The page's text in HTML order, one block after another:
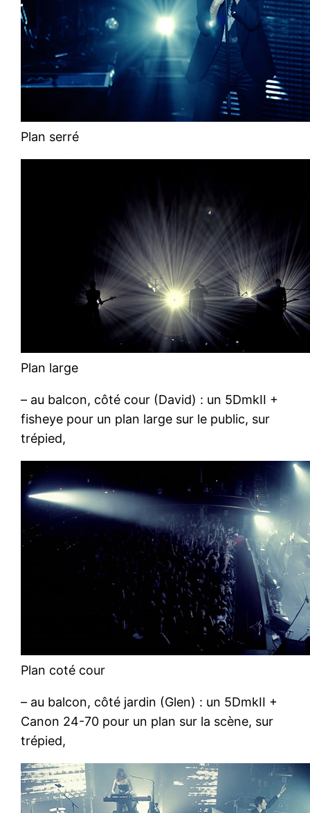
Plan serré
Plan large
– au balcon, côté cour (David) : un 5DmkII +
fisheye pour un plan large sur le public, sur
trépied,
Plan coté cour
– au balcon, côté jardin (Glen) : un 5DmkII +
Canon 24-70 pour un plan sur la scène, sur
trépied,